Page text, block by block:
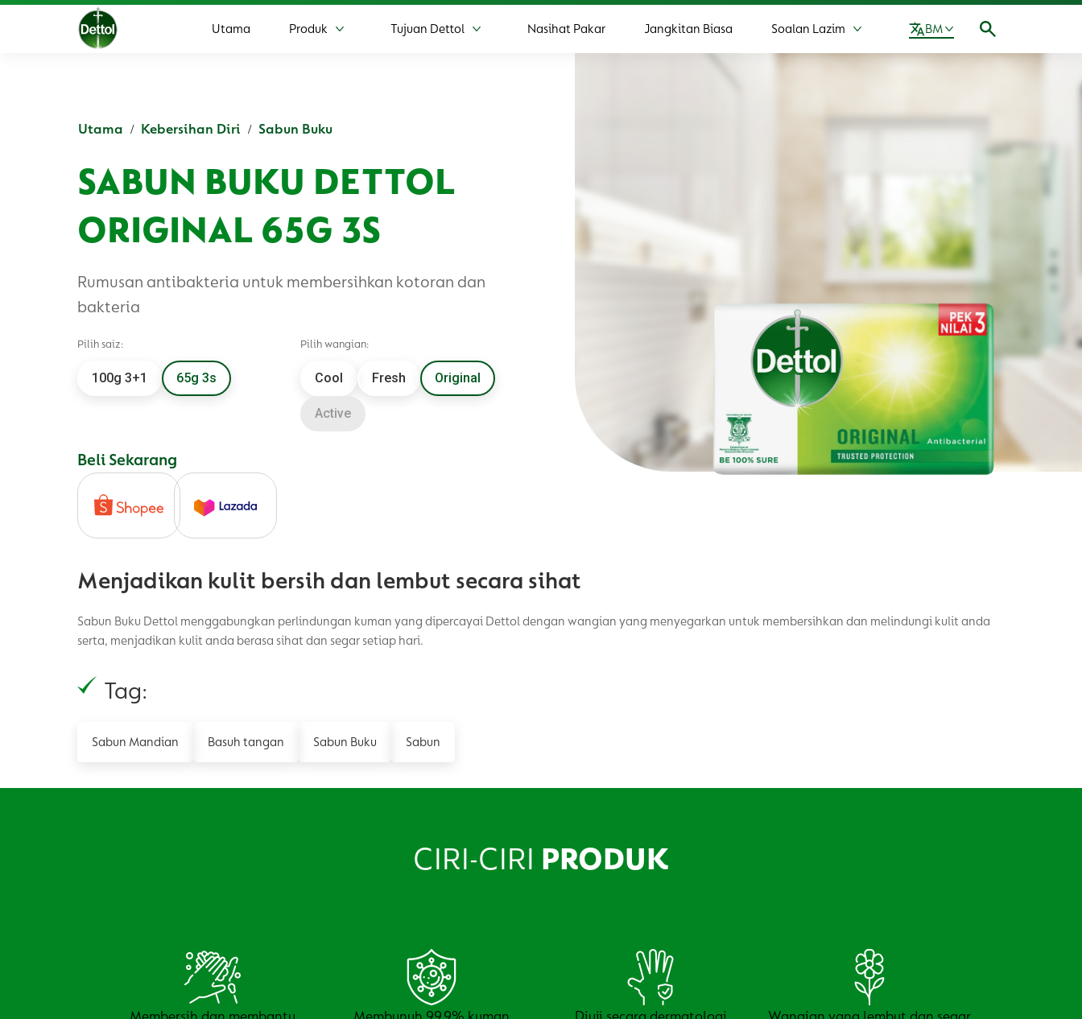
Utama Produk
Lebih Produk
Tujuan Dettol Nasihat Pakar Jangkitan Biasa Soalan Lazim
Lebih Soalan Lazim
BM
Utama Kebersihan Diri Sabun Buku
SABUN BUKU DETTOL
ORIGINAL 65G 3S
Rumusan antibakteria untuk membersihkan kotoran dan
bakteria
Pilih saiz:
100g 3+1 65g 3s
Pilih wangian:
Cool Fresh Original
Active
Beli Sekarang
Menjadikan kulit bersih dan lembut secara sihat
Sabun Buku Dettol menggabungkan perlindungan kuman yang dipercayai Dettol dengan wangian yang menyegarkan untuk membersihkan dan melindungi kulit anda
serta, menjadikan kulit anda berasa sihat dan segar setiap hari.
Tag:
Sabun Mandian Basuh tangan Sabun Buku Sabun
CIRI-CIRI PRODUK
Membersih dan membantu
Membunuh 99.9% kuman Diuji secara dermatologi Wangian yang lembut dan segar